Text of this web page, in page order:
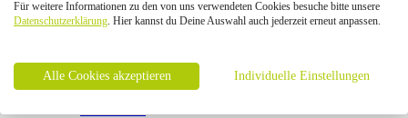
Intelligenzspielzeug
Laserpointer & Elektrospielzeug
Clicker & Target Sticks für Katzen
Weiteres Katzenspielzeug
Transportboxen
Für weitere Informationen zu den von uns verwendeten Cookies besuche bitte unsere
Datenschutzerklärung. Hier kannst du Deine Auswahl auch jederzeit erneut anpassen.
Alle Cookies akzeptieren Individuelle Einstellungen